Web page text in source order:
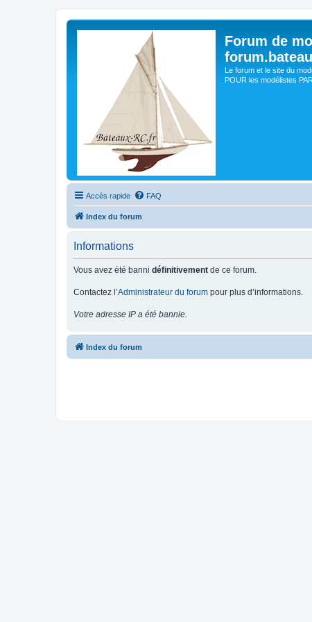
Forum de
Le forum et le site du
POUR les modélistes
Accès rapide FAQ
Index du forum
Informations
Vous avez été banni définitivement de ce forum.
Contactez l’Administrateur du forum pour plus d’informations.
Votre adresse IP a été bannie.
Index du forum